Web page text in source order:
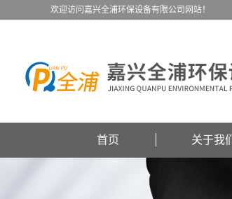
欢迎访问嘉兴全浦环保设备有限公司网站！
首页 关于我们